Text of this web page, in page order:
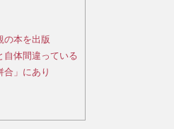
本を出版
体間違っている
」にあり